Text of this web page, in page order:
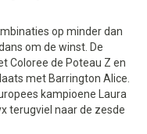
op minder dan
om de winst. De
Coloree de Poteau Z en
met Barrington Alice.
kampioene Laura
terugviel naar de zesde